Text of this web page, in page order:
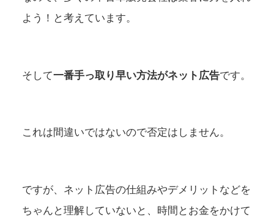
よう！と考えています。
そして一番手っ取り早い方法がネット広告です。
これは間違いではないので否定はしません。
ですが、ネット広告の仕組みやデメリットなどを
ちゃんと理解していないと、時間とお金をかけて